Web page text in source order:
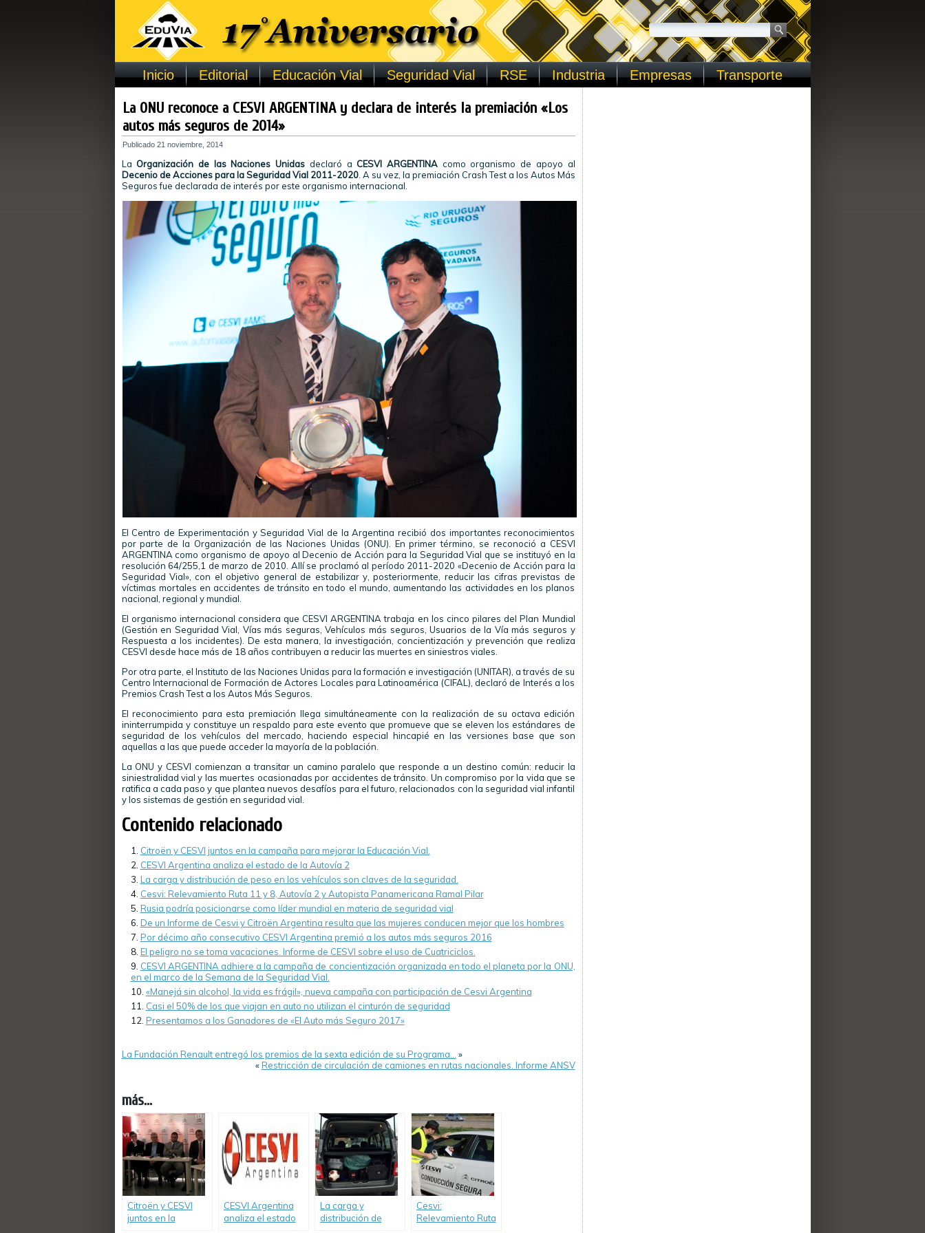
Inicio Editorial Educación Vial Seguridad Vial RSE Industria Empresas Transporte
La ONU reconoce a CESVI ARGENTINA y declara de interés la premiación «Los
autos más seguros de 2014»
Publicado 21 noviembre, 2014
LaOrganización de las Naciones Unidas declaró aCESVI ARGENTINAcomo organismo de apoyo al
Decenio de Acciones para la Seguridad Vial 2011-2020. A su vez, la premiación Crash Test a los Autos Más
Seguros fue declarada de interés por este organismo internacional.
El Centro de Experimentación y Seguridad Vial de la Argentina recibió dos importantes reconocimientos
por parte de la Organización de las Naciones Unidas (ONU). En primer término, se reconoció a CESVI
ARGENTINA como organismo de apoyo al Decenio de Acción para la Seguridad Vial que se instituyó en la
resolución 64/255,1 de marzo de 2010. Allí se proclamó al período 2011-2020 «Decenio de Acción para la
Seguridad Vial», con el objetivo general de estabilizar y, posteriormente, reducir las cifras previstas de
víctimas mortales en accidentes de tránsito en todo el mundo, aumentando las actividades en los planos
nacional, regional y mundial.
El organismo internacional considera que CESVI ARGENTINA trabaja en los cinco pilares del Plan Mundial
(Gestión en Seguridad Vial, Vías más seguras, Vehículos más seguros, Usuarios de la Vía más seguros y
Respuesta a los incidentes). De esta manera, la investigación, concientización y prevención que realiza
CESVI desde hace más de 18 años contribuyen a reducir las muertes en siniestros viales.
Por otra parte, el Instituto de las Naciones Unidas para la formación e investigación (UNITAR), a través de su
Centro Internacional de Formación de Actores Locales para Latinoamérica (CIFAL), declaró de Interés a los
Premios Crash Test a los Autos Más Seguros.
El reconocimiento para esta premiación llega simultáneamente con la realización de su octava edición
ininterrumpida y constituye un respaldo para este evento que promueve que se eleven los estándares de
seguridad de los vehículos del mercado, haciendo especial hincapié en las versiones base que son
aquellas a las que puede acceder la mayoría de la población.
La ONU y CESVI comienzan a transitar un camino paralelo que responde a un destino común: reducir la
siniestralidad vial y las muertes ocasionadas por accidentes de tránsito. Un compromiso por la vida que se
ratifica a cada paso y que plantea nuevos desafíos para el futuro, relacionados con la seguridad vial infantil
y los sistemas de gestión en seguridad vial.
Contenido relacionado
Citroën y CESVI juntos en la campaña para mejorar la Educación Vial.
CESVI Argentina analiza el estado de la Autovía 2
La carga y distribución de peso en los vehículos son claves de la seguridad.
Cesvi: Relevamiento Ruta 11 y 8, Autovía 2 y Autopista Panamericana Ramal Pilar
Rusia podría posicionarse como líder mundial en materia de seguridad vial
De un Informe de Cesvi y Citroën Argentina resulta que las mujeres conducen mejor que los hombres
Por décimo año consecutivo CESVI Argentina premió a los autos más seguros 2016
El peligro no se toma vacaciones. Informe de CESVI sobre el uso de Cuatriciclos.
CESVI ARGENTINA adhiere a la campaña de concientización organizada en todo el planeta por la ONU,
en el marco de la Semana de la Seguridad Vial.
«Manejá sin alcohol, la vida es frágil», nueva campaña con participación de Cesvi Argentina
Casi el 50% de los que viajan en auto no utilizan el cinturón de seguridad
Presentamos a los Ganadores de «El Auto más Seguro 2017»
La Fundación Renault entregó los premios de la sexta edición de su Programa…
»
«Restricción de circulación de camiones en rutas nacionales. Informe ANSV
más...
Citroën y CESVI
juntos en la
CESVI Argentina
analiza el estado
La carga y
distribución de
Cesvi:
Relevamiento Ruta